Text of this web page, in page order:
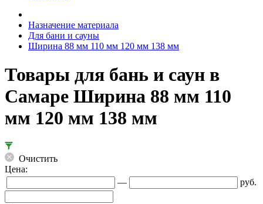
Назначение материала
Для бани и сауны
Ширина 88 мм 110 мм 120 мм 138 мм
Товары для бань и саун в
Самаре Ширина 88 мм 110
мм 120 мм 138 мм
Очистить
Цена:
—
руб.